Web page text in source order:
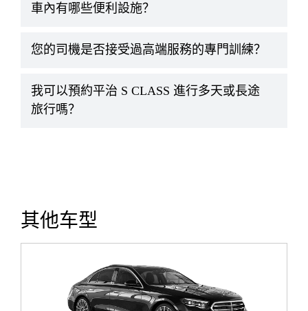
車內有哪些便利設施？
您的司機是否接受過高端服務的專門訓練？
我可以預約平治 S CLASS 進行多天或長途
旅行嗎？
其他车型